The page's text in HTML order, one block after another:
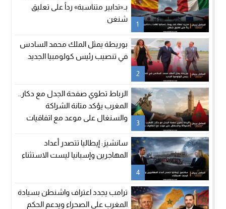
1
بـ«تدابير متناسبة» رداً على تعليق
شنغن
2
بوريطة يمثل الملك محمد السادس
في تنصيب رئيس كولومبيا الجديد
3
الرباط تطوي صفحة الجدل مع دكار..
المغرب يؤكد متانة الشراكة
والسنغال على موعد مع اتفاقيات
4
سانشيز: إيطاليا تتصدر أعداد
المهاجرين وإسبانيا ليست الاستثناء
ترامب يجدد اعتراف واشنطن بسيادة
المغرب على الصحراء ويدعم الحكم